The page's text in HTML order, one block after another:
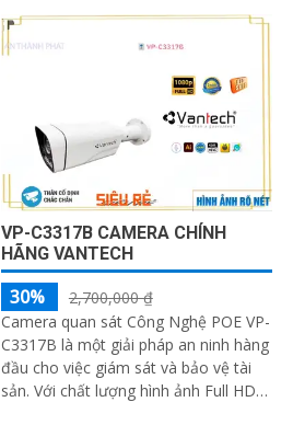
VP-C3317B CAMERA CHÍNH
HÃNG VANTECH
30%
2,700,000 ₫
Camera quan sát Công Nghệ POE VP-
C3317B là một giải pháp an ninh hàng
đầu cho việc giám sát và bảo vệ tài
sản. Với chất lượng hình ảnh Full HD